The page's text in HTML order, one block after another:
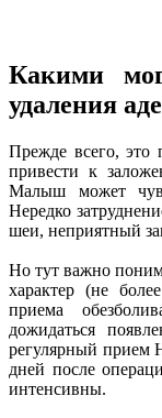
Какими
удаления
Прежде всего, это
привести к
Малыш может
Нередко
шеи, неприятный
Но тут важно
характер (не
приема
дожидаться
регулярный прием
дней после
интенсивны.